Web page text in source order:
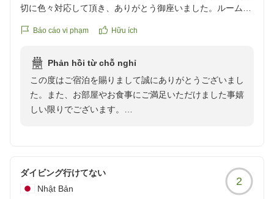
切に色々対応して頂き、ありがとう御座いました。ルームメ
事も、海鮮を中心にしていて、美味しかったです。
クチコミの詳細はこちらから
https://review.travel.rakuten.co.jp/hotel/voice/30113?
Báo cáo vi phạm Hữu ích
Phản hồi từ chỗ nghỉ
この度はご宿泊を賜りまして誠にありがとうございまし
た。また、お部屋やお食事にご満足いただけました事嬉
しい限りでございます。
士山がすごく綺麗に見える絶好のロケーションと自負し
ダイビング行けてない
Nhật Bản
2